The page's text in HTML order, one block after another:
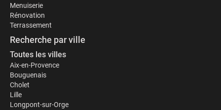
Menuiserie
Rénovation
Terrassement
Recherche par ville
Toutes les villes
Aix-en-Provence
Bouguenais
Cholet
Lille
Longpont-sur-Orge